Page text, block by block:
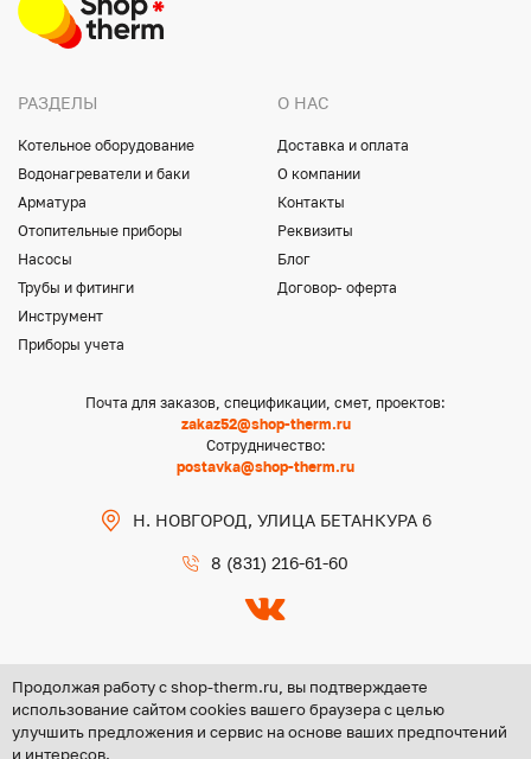
РАЗДЕЛЫ
Котельное оборудование
Водонагреватели и баки
Арматура
Отопительные приборы
Насосы
Трубы и фитинги
Инструмент
Приборы учета
О НАС
Доставка и оплата
О компании
Контакты
Реквизиты
Блог
Договор- оферта
Почта для заказов, спецификации, смет, проектов:
zakaz52@shop-therm.ru
Сотрудничество:
postavka@shop-therm.ru
Н. НОВГОРОД, УЛИЦА БЕТАНКУРА 6
8 (831) 216-61-60
Copyright @ 2026 ООО «ЦЕНТР ГРУПП НН»
Продолжая работу с shop-therm.ru, вы подтверждаете
использование сайтом cookies вашего браузера с целью
улучшить предложения и сервис на основе ваших предпочтений
и интересов.